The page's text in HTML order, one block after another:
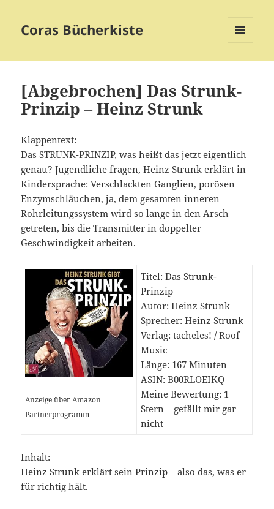
Coras Bücherkiste
[Abgebrochen] Das Strunk-
Prinzip – Heinz Strunk
Klappentext:
Das STRUNK-PRINZIP, was heißt das jetzt eigentlich
genau? Jugendliche fragen, Heinz Strunk erklärt in
Kindersprache: Verschlackten Ganglien, porösen
Enzymschläuchen, ja, dem gesamten inneren
Rohrleitungssystem wird so lange in den Arsch
getreten, bis die Transmitter in doppelter
Geschwindigkeit arbeiten.
Anzeige über Amazon
Partnerprogramm
Titel: Das Strunk-
Prinzip
Autor: Heinz Strunk
Sprecher: Heinz Strunk
Verlag: tacheles! / Roof
Music
Länge: 167 Minuten
ASIN: B00RLOEIKQ
Meine Bewertung: 1
Stern – gefällt mir gar
nicht
Inhalt:
Heinz Strunk erklärt sein Prinzip – also das, was er
für richtig hält.